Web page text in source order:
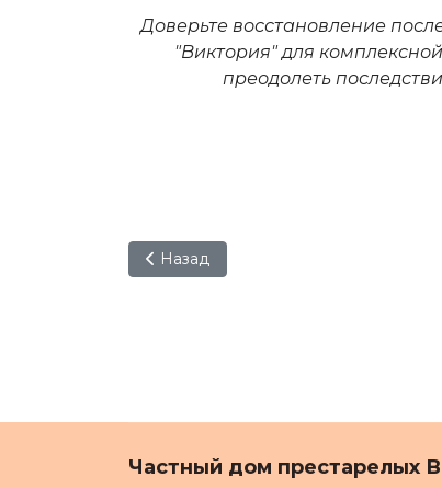
Доверьте восстановление
"Виктория" для
преодолеть
Предыдущий: Уход за больными
Назад
Частный дом престарелых